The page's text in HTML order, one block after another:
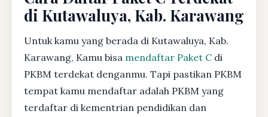
di Kutawaluya, Kab. Karawang
Untuk kamu yang berada di Kutawaluya, Kab.
Karawang, Kamu bisa mendaftar Paket C di
PKBM terdekat denganmu. Tapi pastikan PKBM
tempat kamu mendaftar adalah PKBM yang
terdaftar di kementrian pendidikan dan